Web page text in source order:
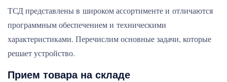
ТСД представлены в широком ассортименте и отличаются
программным обеспечением и техническими
характеристиками. Перечислим основные задачи, которые
решает устройство.
Прием товара на складе